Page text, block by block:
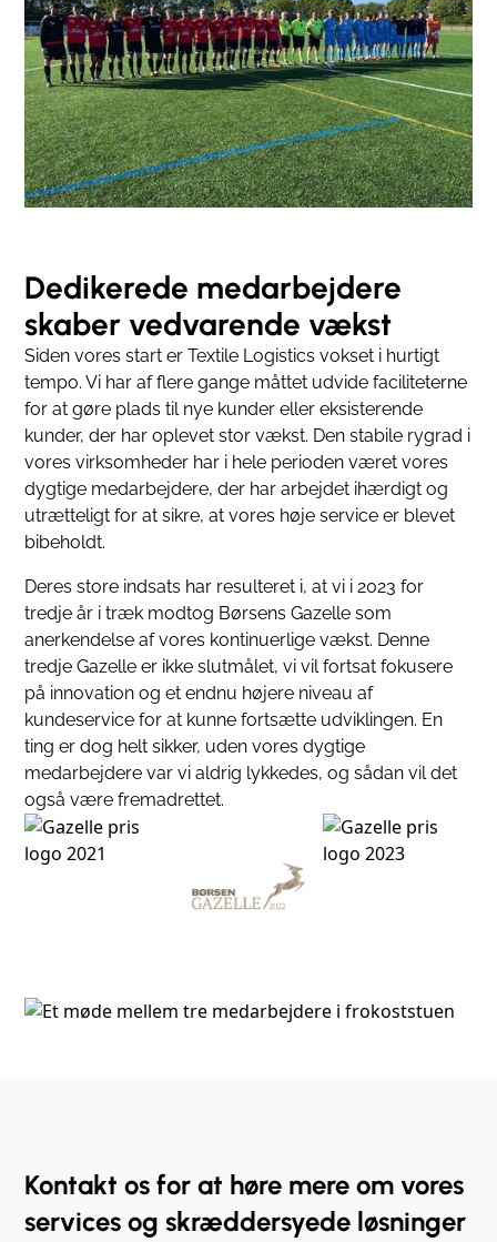
Dedikerede medarbejdere
skaber vedvarende vækst
Siden vores start er Textile Logistics vokset i hurtigt
tempo. Vi har af flere gange måttet udvide faciliteterne
for at gøre plads til nye kunder eller eksisterende
kunder, der har oplevet stor vækst. Den stabile rygrad i
vores virksomheder har i hele perioden været vores
dygtige medarbejdere, der har arbejdet ihærdigt og
utrætteligt for at sikre, at vores høje service er blevet
bibeholdt.
Deres store indsats har resulteret i, at vi i 2023 for
tredje år i træk modtog Børsens Gazelle som
anerkendelse af vores kontinuerlige vækst. Denne
tredje Gazelle er ikke slutmålet, vi vil fortsat fokusere
på innovation og et endnu højere niveau af
kundeservice for at kunne fortsætte udviklingen. En
ting er dog helt sikker, uden vores dygtige
medarbejdere var vi aldrig lykkedes, og sådan vil det
også være fremadrettet.
Kontakt os for at høre mere om vores
services og skræddersyede løsninger